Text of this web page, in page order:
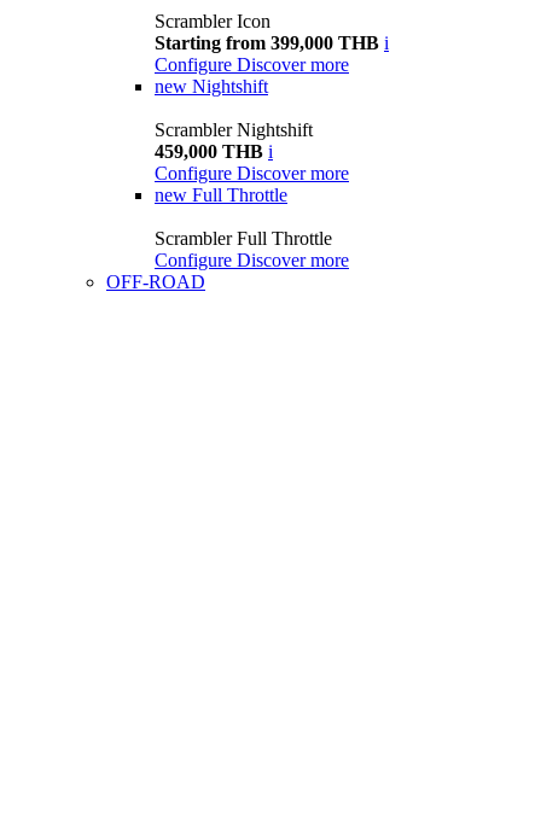
Scrambler Icon
Starting from 399,000 THB i
Configure Discover more
new Nightshift
Scrambler Nightshift
459,000 THB i
Configure Discover more
new Full Throttle
Scrambler Full Throttle
Configure Discover more
OFF-ROAD